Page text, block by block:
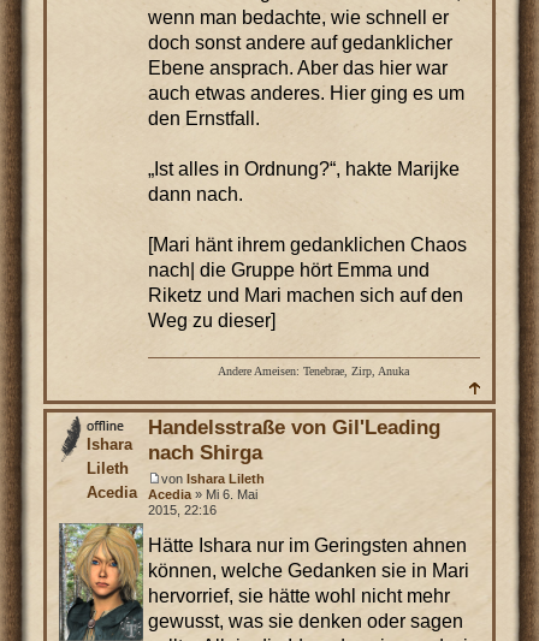
wenn man bedachte, wie schnell er
doch sonst andere auf gedanklicher
Ebene ansprach. Aber das hier war
auch etwas anderes. Hier ging es um
den Ernstfall.
„Ist alles in Ordnung?“, hakte Marijke
dann nach.
[Mari hänt ihrem gedanklichen Chaos
nach| die Gruppe hört Emma und
Riketz und Mari machen sich auf den
Weg zu dieser]
Andere Ameisen: Tenebrae, Zirp, Anuka
Handelsstraße von Gil'Leading
nach Shirga
von Ishara Lileth
Acedia» Mi 6. Mai
2015, 22:16
Hätte Ishara nur im Geringsten ahnen
können, welche Gedanken sie in Mari
hervorrief, sie hätte wohl nicht mehr
gewusst, was sie denken oder sagen
Ishara
Lileth
Acedia